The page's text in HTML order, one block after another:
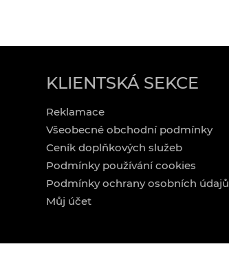
KLIENTSKÁ SEKCE
Reklamace
Všeobecné obchodní podmínky
Ceník doplňkových služeb
Podmínky používání cookies
Podmínky ochrany osobních údajů
Můj účet